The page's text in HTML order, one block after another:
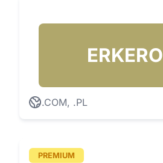
ERKERO
.COM, .PL
PREMIUM